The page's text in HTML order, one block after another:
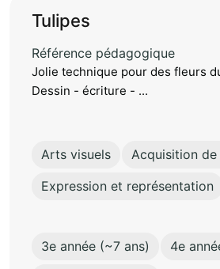
Tulipes
Référence pédagogique
Jolie technique pour des fleurs
Dessin - écriture - ...
Arts visuels
Acquisition
Expression et représentation
3e année (~7 ans)
4e